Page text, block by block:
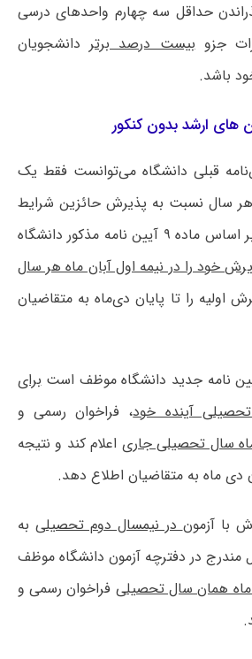
حداقل سه چهارم واحدهای درسی
جزوبیست درصد برتر دانشجویان
باشد.
ماده ۱۰ آیین‌نامه‌ قبلی دانشگاه می‌توانست فقط یک
هر سال نسبت به پذیرش حائزین شرایط
اقدام نماید. همچنین بر اساس ماده ۹ آیین نامه مذکور دانشگاه
خود را در نیمه اول آبان ماه هر سال
اولیه را تا پایان دی‌ماه به متقاضیان
برای
آینده خود، فراخوان رسمی و
سال تحصیلی جاری اعلام کند و نتیجه
دی ماه به متقاضیان اطلاع دهد.
با آزموندر نیمسال دوم تحصیلی به
در دفترچه آزمون دانشگاه موظف
ماه همان سال تحصیلی فراخوان رسمی و